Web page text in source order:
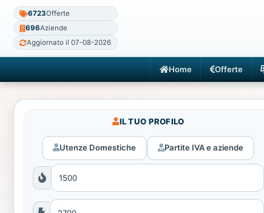
6723Offerte
696Aziende
Aggiornato il 07-08-2026
Home Offerte
IL TUO PROFILO
Utenze Domestiche Partite IVA e aziende